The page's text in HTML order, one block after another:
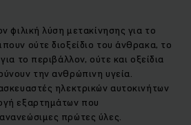
φιλική λύση μετακίνησης για το
ούτε διοξείδιο του άνθρακα, το
το περιβάλλον, ούτε και οξείδια
την ανθρώπινη υγεία.
ηλεκτρικών αυτοκινήτων
εξαρτημάτων που
πρώτες ύλες.